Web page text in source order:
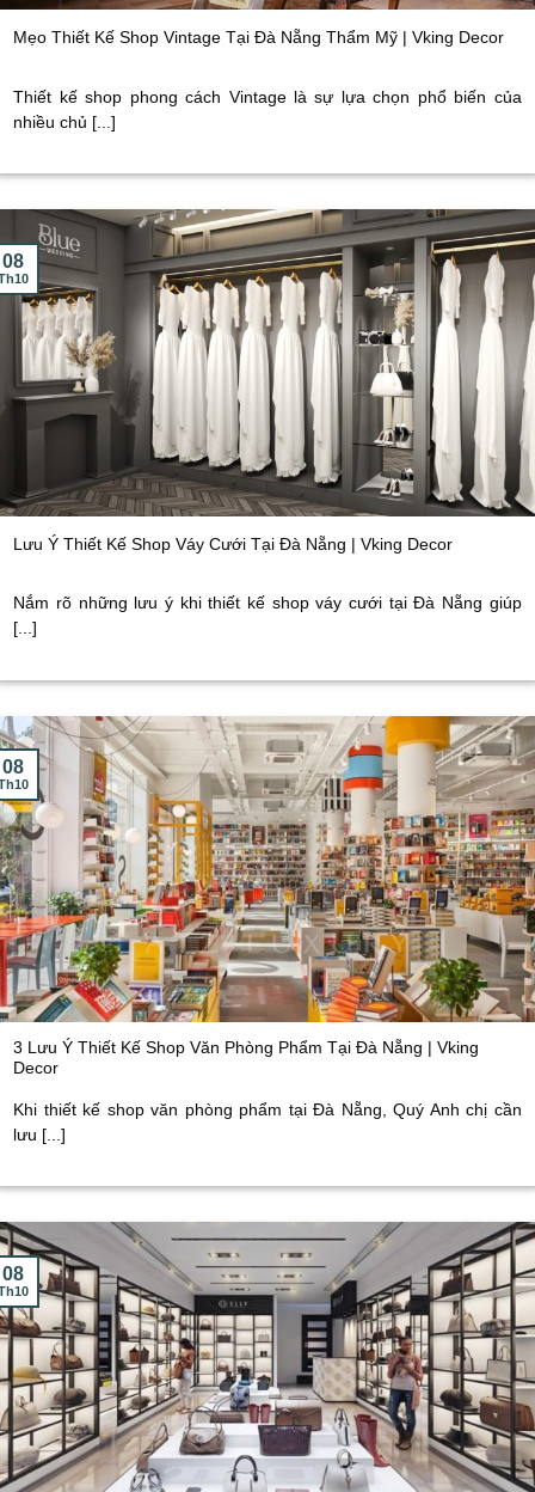
Mẹo Thiết Kế Shop Vintage Tại Đà Nẵng Thẩm Mỹ | Vking Decor
Thiết kế shop phong cách Vintage là sự lựa chọn phổ biến của
nhiều chủ [...]
Lưu Ý Thiết Kế Shop Váy Cưới Tại Đà Nẵng | Vking Decor
Nắm rõ những lưu ý khi thiết kế shop váy cưới tại Đà Nẵng giúp
[...]
08
3 Lưu Ý Thiết Kế Shop Văn Phòng Phẩm Tại Đà Nẵng | Vking
Decor
Khi thiết kế shop văn phòng phẩm tại Đà Nẵng, Quý Anh chị cần
lưu [...]
08
08